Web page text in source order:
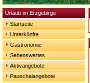
Urlaub im Erzgebirge
Startseite
Unterkünfte
Gastronomie
Sehenswertes
Aktivangebote
Pauschalangebote